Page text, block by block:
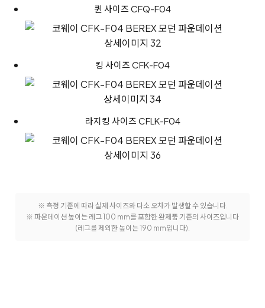
퀸 사이즈 CFQ-F04
킹 사이즈 CFK-F04
라지킹 사이즈 CFLK-F04
※ 측정 기준에 따라 실제 사이즈와 다소 오차가 발생할 수 있습니다.
※ 파운데이션 높이는 레그 100 mm를 포함한 완제품 기준의 사이즈입니다
(레그를 제외한 높이는 190 mm입니다).